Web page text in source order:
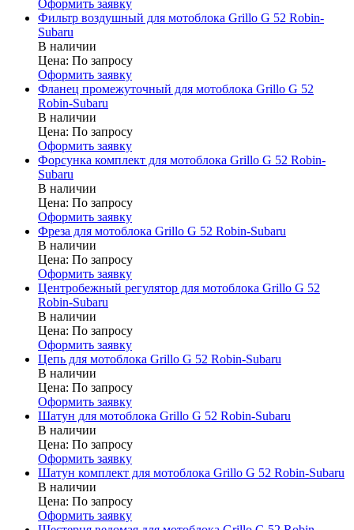
Оформить заявку
Фильтр воздушный для мотоблока Grillo G 52 Robin-
Subaru
В наличии
Цена: По запросу
Оформить заявку
Фланец промежуточный для мотоблока Grillo G 52
Robin-Subaru
В наличии
Цена: По запросу
Оформить заявку
Форсунка комплект для мотоблока Grillo G 52 Robin-
Subaru
В наличии
Цена: По запросу
Оформить заявку
Фреза для мотоблока Grillo G 52 Robin-Subaru
В наличии
Цена: По запросу
Оформить заявку
Центробежный регулятор для мотоблока Grillo G 52
Robin-Subaru
В наличии
Цена: По запросу
Оформить заявку
Цепь для мотоблока Grillo G 52 Robin-Subaru
В наличии
Цена: По запросу
Оформить заявку
Шатун для мотоблока Grillo G 52 Robin-Subaru
В наличии
Цена: По запросу
Оформить заявку
Шатун комплект для мотоблока Grillo G 52 Robin-Subaru
В наличии
Цена: По запросу
Оформить заявку